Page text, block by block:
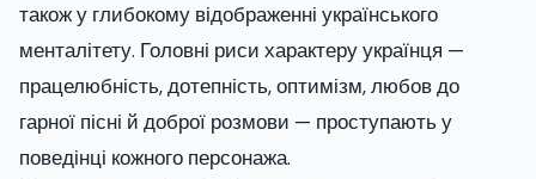
також у глибокому відображенні українського
менталітету. Головні риси характеру українця —
працелюбність, дотепність, оптимізм, любов до
гарної пісні й доброї розмови — проступають у
поведінці кожного персонажа.